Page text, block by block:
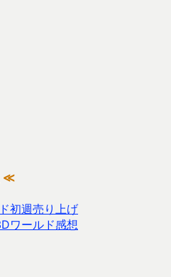
≪
初週売り上げ
ワールド感想